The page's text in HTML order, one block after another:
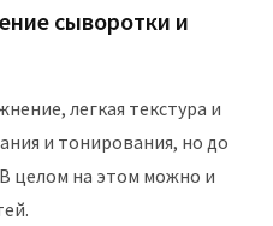
сыворотки и
легкая текстура и
и тонирования, но до
целом на этом можно и